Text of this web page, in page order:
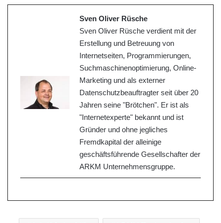
Sven Oliver Rüsche
Sven Oliver Rüsche verdient mit der
Erstellung und Betreuung von
Internetseiten, Programmierungen,
Suchmaschinenoptimierung, Online-
Marketing und als externer
Datenschutzbeauftragter seit über 20
Jahren seine "Brötchen". Er ist als
"Internetexperte" bekannt und ist
Gründer und ohne jegliches
Fremdkapital der alleinige
geschäftsführende Gesellschafter der
ARKM Unternehmensgruppe.